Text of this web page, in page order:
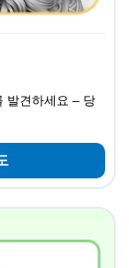
발견하세요 – 당